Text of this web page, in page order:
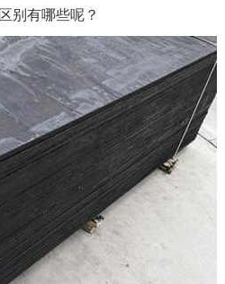
别有哪些呢？